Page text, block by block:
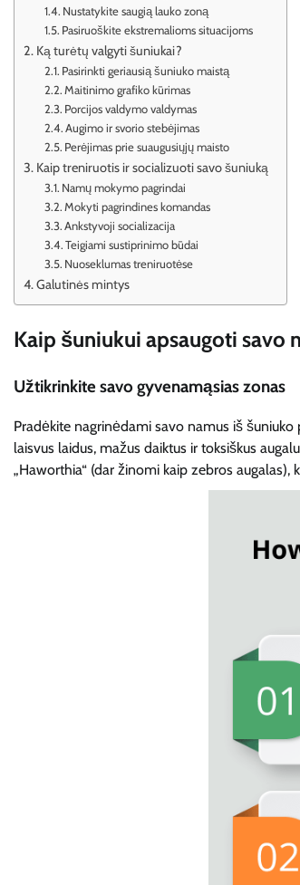
Nustatykite saugią lauko zoną
Pasiruoškite ekstremalioms situacijoms
Ką turėtų valgyti šuniukai?
Pasirinkti geriausią šuniuko maistą
Maitinimo grafiko kūrimas
Porcijos valdymo valdymas
Augimo ir svorio stebėjimas
Perėjimas prie suaugusiųjų maisto
Kaip treniruotis ir socializuoti savo šuniuką
Namų mokymo pagrindai
Mokyti pagrindines komandas
Ankstyvoji socializacija
Teigiami sustiprinimo būdai
Nuoseklumas treniruotėse
Galutinės mintys
Kaip šuniukui apsaugoti savo
Užtikrinkite savo gyvenamąsias zonas
Pradėkite nagrinėdami savo namus iš
laisvus laidus, mažus daiktus ir toksiškus
„Haworthia“ (dar žinomi kaip zebros augalas),